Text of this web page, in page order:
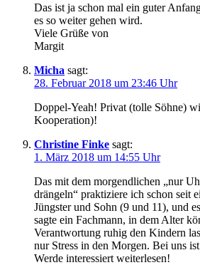
Das ist ja schon mal ein guter
es so weiter gehen wird.
Viele Grüße von
Margit
Micha sagt:
28. Februar 2018 um 23:46 Uhr
Doppel-Yeah! Privat (tolle Söhne)
Kooperation)!
Christine Finke sagt:
1. März 2018 um 14:55 Uhr
Das mit dem morgendlichen „nur
drängeln“ praktiziere ich schon seit
Jüngster und Sohn (9 und 11), und
sagte ein Fachmann, in dem Alter
Verantwortung ruhig den Kindern
nur Stress in den Morgen. Bei uns
Werde interessiert weiterlesen!